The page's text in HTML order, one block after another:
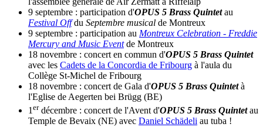
9 septembre : participation d'OPUS 5 Brass Quintetau
Festival Offdu Septembre musical de Montreux
9 septembre : participation au Montreux Celebration - Freddie
Mercury and Music Eventde Montreux
18 novembre : concert en commun d'OPUS 5 Brass Quintet
avec les Cadets de la Concordia de Fribourg à l'aula du
Collège St-Michel de Fribourg
18 novembre : concert de Gala d'OPUS 5 Brass Quintetà
l'Eglise de Aegerten bei Brügg (BE)
1 erdécembre : concert de l'Avent d'OPUS 5 Brass Quintetau
Temple de Bevaix (NE) avec Daniel Schädeli au tuba !